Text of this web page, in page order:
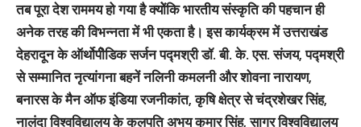
तब पूरा देश राममय हो गया है क्योेंकि भारतीय संस्कृति की पहचान ही
अनेक तरह की विभन्नता में भी एकता है। इस कार्यक्रम में उत्तराखंड
देहरादून के ऑर्थोपीेडिक सर्जन पद्मश्री डॉ. बी. के. एस. संजय, पद्मश्री
से सम्मानित नृत्यांगना बहनें नलिनी कमलनी और शोवना नारायण,
बनारस के मैन ऑफ इंडिया रजनीकांत, कृषि क्षेत्र से चंद्रशेखर सिंह,
नालंदा विश्वविद्यालय के कुलपति अभय कुमार सिंह, सागर विश्वविद्यालय